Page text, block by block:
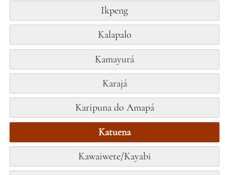
Ikpeng
Kalapalo
Kamayurá
Karajá
Karipuna do Amapá
Katuena
Kawaiwete/Kayabi